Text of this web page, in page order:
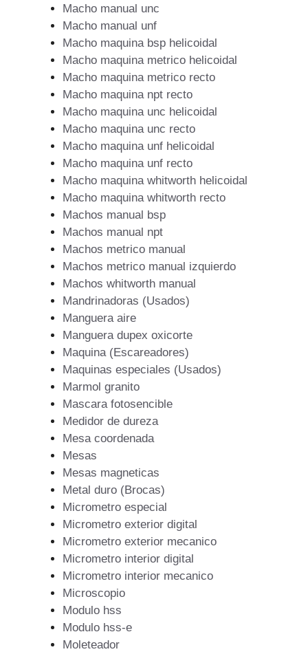
Macho manual unc
Macho manual unf
Macho maquina bsp helicoidal
Macho maquina metrico helicoidal
Macho maquina metrico recto
Macho maquina npt recto
Macho maquina unc helicoidal
Macho maquina unc recto
Macho maquina unf helicoidal
Macho maquina unf recto
Macho maquina whitworth helicoidal
Macho maquina whitworth recto
Machos manual bsp
Machos manual npt
Machos metrico manual
Machos metrico manual izquierdo
Machos whitworth manual
Mandrinadoras (Usados)
Manguera aire
Manguera dupex oxicorte
Maquina (Escareadores)
Maquinas especiales (Usados)
Marmol granito
Mascara fotosencible
Medidor de dureza
Mesa coordenada
Mesas
Mesas magneticas
Metal duro (Brocas)
Micrometro especial
Micrometro exterior digital
Micrometro exterior mecanico
Micrometro interior digital
Micrometro interior mecanico
Microscopio
Modulo hss
Modulo hss-e
Moleteador